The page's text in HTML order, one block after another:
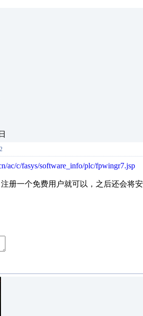
ac/c/fasys/software_info/plc/fpwingr7.jsp
册一个免费用户就可以，之后还会将